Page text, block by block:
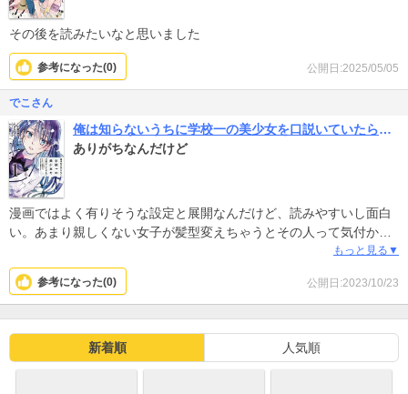
その後を読みたいなと思いました
公開日:2025/05/05
参考になった(0)
でこさん
俺は知らないうちに学校一の美少女を口説いていたらしい～バイト先の相談相手に俺の想い人の話をすると彼女はなぜか照れ始める～
ありがちなんだけど
漫画ではよく有りそうな設定と展開なんだけど、読みやすいし面白
い。あまり親しくない女子が髪型変えちゃうとその人って気付かな
もっと見る▼
公開日:2023/10/23
参考になった(0)
新着順 人気順